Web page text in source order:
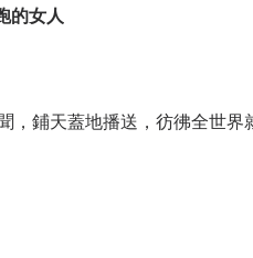
的女人